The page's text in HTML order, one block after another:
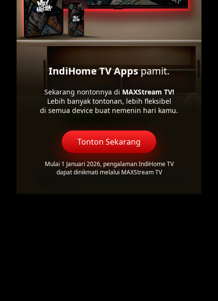
IndiHome TV Appspamit.
Sekarang nontonnya di MAXStream TV!
Lebih banyak tontonan, lebih fleksibel
di semua device buat nemenin hari kamu.
Tonton Sekarang
Mulai 1 Januari 2026, pengalaman IndiHome TV
dapat dinikmati melalui MAXStream TV